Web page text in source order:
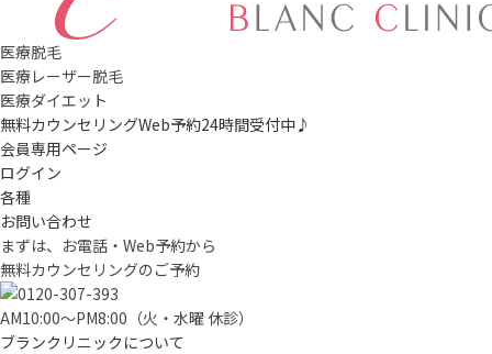
医療脱毛
医療レーザー脱毛
医療ダイエット
無料カウンセリングWeb予約24時間受付中♪
会員専用ページ
ログイン
各種
お問い合わせ
まずは、お電話・Web予約から
無料カウンセリングのご予約
AM10:00〜PM8:00（火・水曜 休診）
ブランクリニックについて